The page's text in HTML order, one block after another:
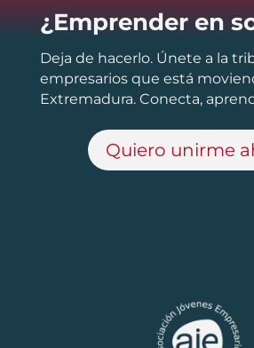
¿Emprender en
Deja de hacerlo. Únete a la
empresarios que está
Extremadura. Conecta,
Quiero unirme